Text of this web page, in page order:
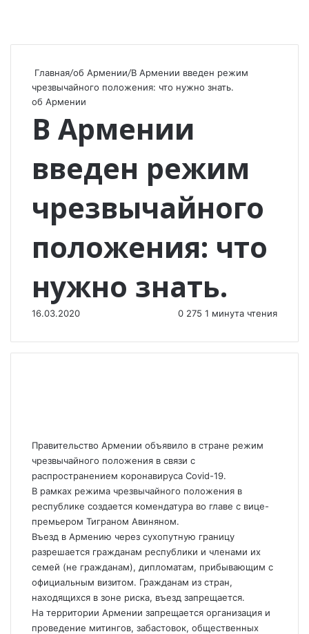
Главная/об Армении/В Армении введен режим
чрезвычайного положения: что нужно знать.
об Армении
В Армении
введен режим
чрезвычайного
положения: что
нужно знать.
16.03.2020 0 275 1 минута чтения
Правительство Армении объявило в стране режим
чрезвычайного положения в связи с
распространением коронавируса Covid-19.
В рамках режима чрезвычайного положения в
республике создается комендатура во главе с вице-
премьером Тиграном Авиняном.
Въезд в Армению через сухопутную границу
разрешается гражданам республики и членами их
семей (не гражданам), дипломатам, прибывающим с
официальным визитом. Гражданам из стран,
находящихся в зоне риска, въезд запрещается.
На территории Армении запрещается организация и
проведение митингов, забастовок, общественных